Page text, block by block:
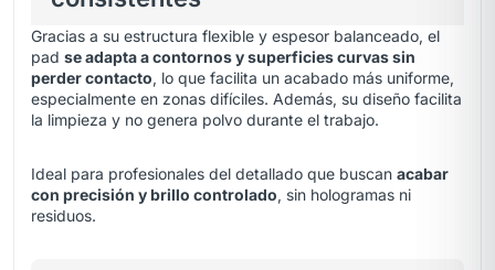
Gracias a su estructura flexible y espesor balanceado, el
pad se adapta a contornos y superficies curvas sin
perder contacto, lo que facilita un acabado más uniforme,
especialmente en zonas difíciles. Además, su diseño facilita
la limpieza y no genera polvo durante el trabajo.
Ideal para profesionales del detallado que buscan acabar
con precisión y brillo controlado, sin hologramas ni
residuos.